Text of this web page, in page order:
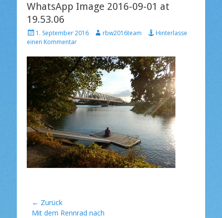
WhatsApp Image 2016-09-01 at
19.53.06
V
e
ö
f
l
i
c
h
t
a
m
1. September 2016
A
o
r
rbw2016team
Hinterlasse
einen Kommentar
Beitragsnavigation
← Zurück
Vorheriger
Mit dem Rennrad nach